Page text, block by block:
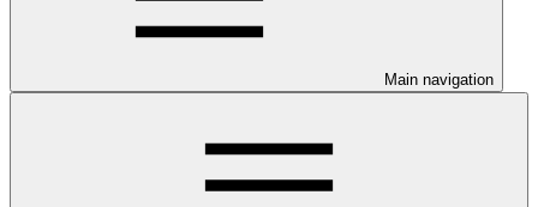
Main navigation